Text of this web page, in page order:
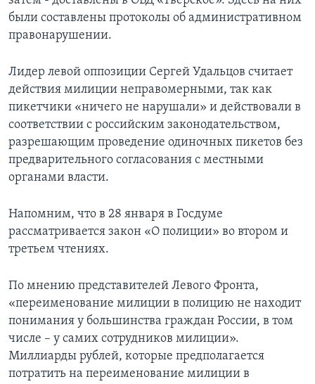
были составлены протоколы об административном
правонарушении.
Лидер левой оппозиции Сергей Удальцов считает
действия милиции неправомерными, так как
пикетчики «ничего не нарушали» и действовали в
соответствии с российским законодательством,
разрешающим проведение одиночных пикетов без
предварительного согласования с местными
органами власти.
Напомним, что в 28 января в Госдуме
рассматривается закон «О полиции» во втором и
третьем чтениях.
По мнению представителей Левого Фронта,
«переименование милиции в полицию не находит
понимания у большинства граждан России, в том
числе – у самих сотрудников милиции».
Миллиарды рублей, которые предполагается
потратить на переименование милиции в